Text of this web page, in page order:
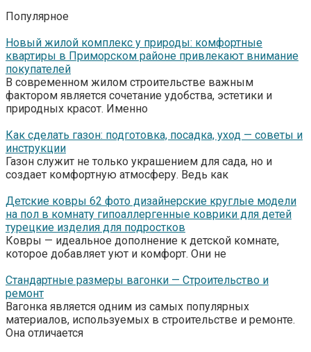
Популярное
Новый жилой комплекс у природы: комфортные
квартиры в Приморском районе привлекают внимание
покупателей
В современном жилом строительстве важным
фактором является сочетание удобства, эстетики и
природных красот. Именно
Как сделать газон: подготовка, посадка, уход — советы и
инструкции
Газон служит не только украшением для сада, но и
создает комфортную атмосферу. Ведь как
Детские ковры 62 фото дизайнерские круглые модели
на пол в комнату гипоаллергенные коврики для детей
турецкие изделия для подростков
Ковры — идеальное дополнение к детской комнате,
которое добавляет уют и комфорт. Они не
Стандартные размеры вагонки — Строительство и
ремонт
Вагонка является одним из самых популярных
материалов, используемых в строительстве и ремонте.
Она отличается